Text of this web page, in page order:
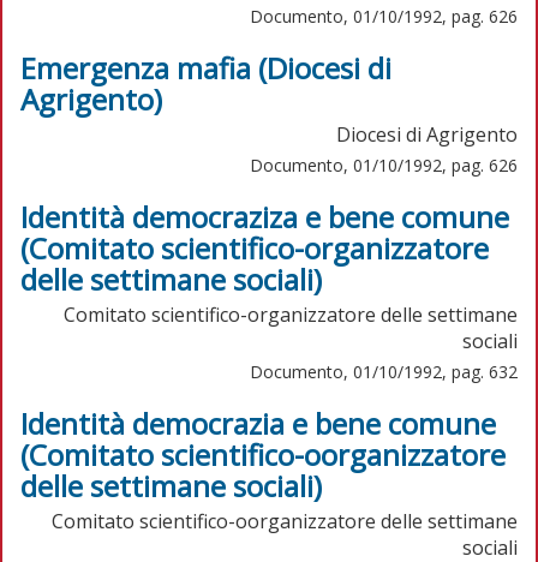
Documento, 01/10/1992, pag. 626
Emergenza mafia (Diocesi di
Agrigento)
Diocesi di Agrigento
Documento, 01/10/1992, pag. 626
Identità democraziza e bene comune
(Comitato scientifico-organizzatore
delle settimane sociali)
Comitato scientifico-organizzatore delle settimane
sociali
Documento, 01/10/1992, pag. 632
Identità democrazia e bene comune
(Comitato scientifico-oorganizzatore
delle settimane sociali)
Comitato scientifico-oorganizzatore delle settimane
sociali